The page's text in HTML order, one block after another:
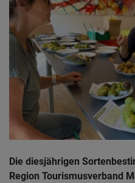
Die diesjährigen
Region Tourismusverband